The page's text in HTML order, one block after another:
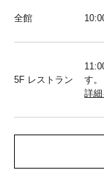
全館
5F レストラン
す。
詳